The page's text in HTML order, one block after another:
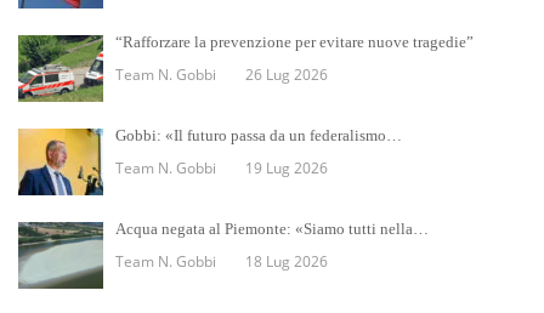
“Rafforzare la prevenzione per evitare nuove tragedie”
Team N. Gobbi 26 Lug 2026
Gobbi: «Il futuro passa da un federalismo…
Team N. Gobbi 19 Lug 2026
Acqua negata al Piemonte: «Siamo tutti nella…
Team N. Gobbi 18 Lug 2026